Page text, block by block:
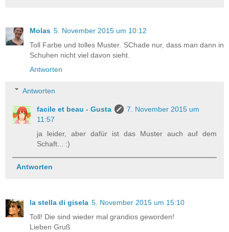
Molas 5. November 2015 um 10:12
Toll Farbe und tolles Muster. SChade nur, dass man dann in
Schuhen nicht viel davon sieht.
Antworten
Antworten
facile et beau - Gusta
7. November 2015 um
11:57
ja leider, aber dafür ist das Muster auch auf dem
Schaft... :)
Antworten
la stella di gisela 5. November 2015 um 15:10
Toll! Die sind wieder mal grandios geworden!
Lieben Gruß